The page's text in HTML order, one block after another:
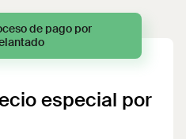
de pago por
especial por